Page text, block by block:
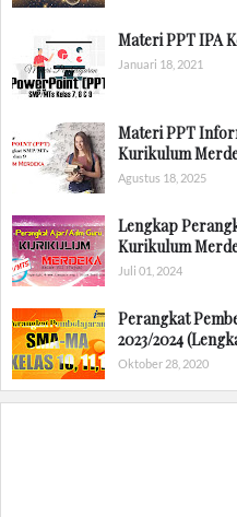
Materi PPT IPA
Januari 18, 2021
Materi PPT
Kurikulum
Agustus 18, 2025
Lengkap
Kurikulum
Juli 01, 2024
Perangkat
2023/2024
Oktober 28, 2020